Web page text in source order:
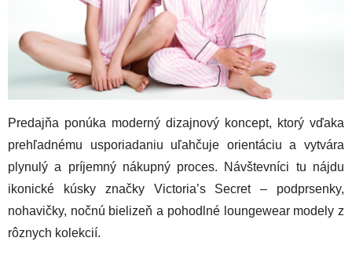
Predajňa ponúka moderný dizajnový koncept, ktorý vďaka
prehľadnému usporiadaniu uľahčuje orientáciu a vytvára
plynulý a príjemný nákupný proces. Návštevníci tu nájdu
ikonické kúsky značky Victoria’s Secret – podprsenky,
nohavičky, nočnú bielizeň a pohodlné loungewear modely z
rôznych kolekcií.